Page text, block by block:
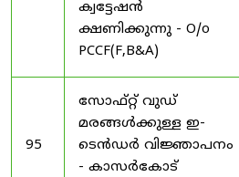
ക്വട്ടേഷൻ
ക്ഷണിക്കുന്നു - O/o
PCCF(F,B&A)
95
സോഫ്റ്റ് വുഡ്
മരങ്ങൾക്കുള്ള ഇ-
ടെൻഡർ വിജ്ഞാപനം
- കാസർകോട്